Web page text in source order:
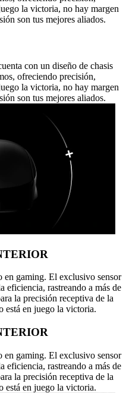
la victoria, no hay margen
son tus mejores aliados.
con un diseño de chasis
ofreciendo precisión,
la victoria, no hay margen
son tus mejores aliados.
en gaming. El exclusivo sensor
rastreando a más de
la precisión receptiva de la
está en juego la victoria.
en gaming. El exclusivo sensor
rastreando a más de
la precisión receptiva de la
está en juego la victoria.